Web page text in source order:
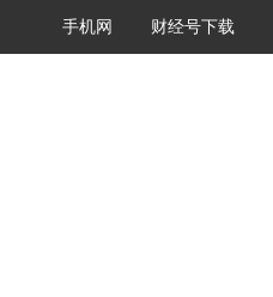
手机网 财经号下载